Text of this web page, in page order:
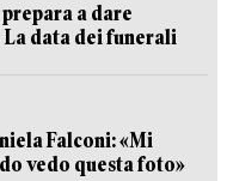
a dare
data dei funerali
Falconi: «Mi
vedo questa foto»